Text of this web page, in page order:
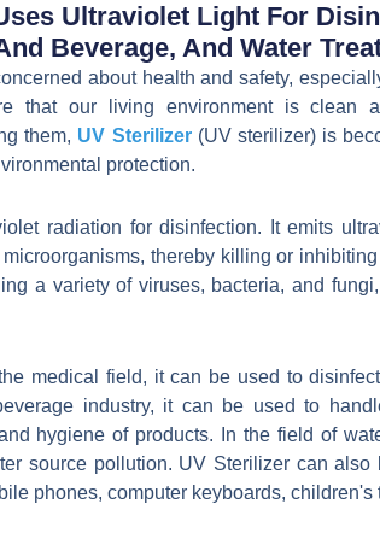
Ultraviolet Light For
Beverage, And Water
about health and safety,
that our living environment is clean
them, UV Sterilizer (UV sterilizer) is
protection.
radiation for disinfection. It emits
thereby killing or
a variety of viruses, bacteria, and
medical field, it can be used to
industry, it can be used to
hygiene of products. In the field of
source pollution. UV Sterilizer can also
phones, computer keyboards, children's